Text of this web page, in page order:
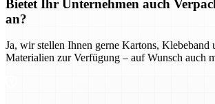
Bietet Ihr Unternehmen auch
an?
Ja, wir stellen Ihnen gerne Kartons, Klebeband
Materialien zur Verfügung – auf Wunsch auch